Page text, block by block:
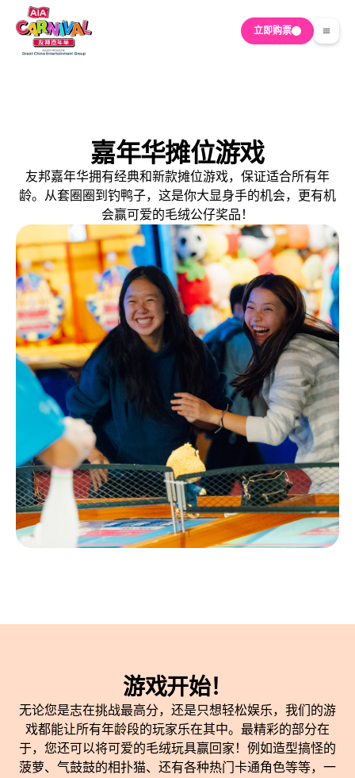
立即购票
嘉年华摊位游戏
友邦嘉年华拥有经典和新款摊位游戏，保证适合所有年
龄。从套圈圈到钓鸭子，这是你大显身手的机会，更有机
会赢可爱的毛绒公仔奖品！
游戏开始！
无论您是志在挑战最高分，还是只想轻松娱乐，我们的游
戏都能让所有年龄段的玩家乐在其中。最精彩的部分在
于，您还可以将可爱的毛绒玩具赢回家！例如造型搞怪的
菠萝、气鼓鼓的相扑猫、还有各种热门卡通角色等等，一